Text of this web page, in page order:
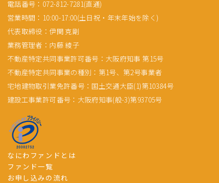
電話番号：072-812-7281(直通)
営業時間：10:00-17:00(土日祝・年末年始を除く)
代表取締役：伊関 克剛
業務管理者：内藤 綾子
不動産特定共同事業許可番号：大阪府知事 第15号
不動産特定共同事業の種別：第1号、第2号事業者
宅地建物取引業免許番号：国土交通大臣(1)第10384号
建設工事業許可番号：大阪府知事(般-3)第93705号
なにわファンドとは
ファンド一覧
お申し込みの流れ